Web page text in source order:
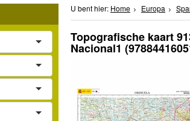
U bent hier: Home Europa
Topografische kaart
Nacional1